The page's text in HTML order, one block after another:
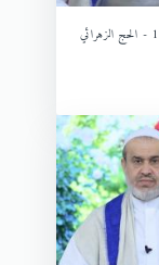
حديث عن الحج الزهرائي ح17 - معالم الحج الزهرائي 16 - الحج الزهرائي